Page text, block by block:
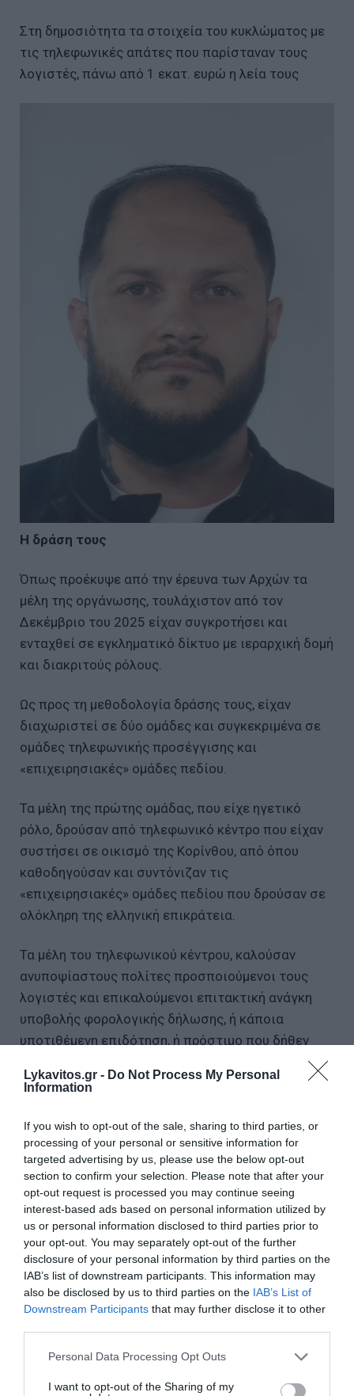
Lykavitos.gr - Do Not Process My Personal
Information
If you wish to opt-out of the sale, sharing to third parties, or
processing of your personal or sensitive information for
targeted advertising by us, please use the below opt-out
section to confirm your selection. Please note that after your
opt-out request is processed you may continue seeing
interest-based ads based on personal information utilized by
us or personal information disclosed to third parties prior to
your opt-out. You may separately opt-out of the further
disclosure of your personal information by third parties on the
IAB’s list of downstream participants. This information may
also be disclosed by us to third parties on the IAB’s List of
Downstream Participants that may further disclose it to other
Please note that this website/app uses one or more Google
not limited to your visit or usage behaviour. You may click to
Personal Data Processing Opt Outs
I want to opt-out of the Sharing of my
Στη δημοσιότητα τα στοιχεία του κυκλώματος με
τις τηλεφωνικές απάτες που παρίσταναν τους
λογιστές, πάνω από 1 εκατ. ευρώ η λεία τους
Η δράση τους
Όπως προέκυψε από την έρευνα των Αρχών τα
μέλη της οργάνωσης, τουλάχιστον από τον
Δεκέμβριο του 2025 είχαν συγκροτήσει και
ενταχθεί σε εγκληματικό δίκτυο με ιεραρχική δομή
και διακριτούς ρόλους.
Ως προς τη μεθοδολογία δράσης τους, είχαν
διαχωριστεί σε δύο ομάδες και συγκεκριμένα σε
ομάδες τηλεφωνικής προσέγγισης και
«επιχειρησιακές» ομάδες πεδίου.
Τα μέλη της πρώτης ομάδας, που είχε ηγετικό
ρόλο, δρούσαν από τηλεφωνικό κέντρο που είχαν
συστήσει σε οικισμό της Κορίνθου, από όπου
καθοδηγούσαν και συντόνιζαν τις
«επιχειρησιακές» ομάδες πεδίου που δρούσαν σε
ολόκληρη της ελληνική επικράτεια.
Τα μέλη του τηλεφωνικού κέντρου, καλούσαν
ανυποψίαστους πολίτες προσποιούμενοι τους
λογιστές και επικαλούμενοι επιτακτική ανάγκη
υποβολής φορολογικής δήλωσης, ή κάποια
υποτιθέμενη επιδότηση, ή πρόστιμο που δήθεν
επιβάλλονταν να πληρώσουν κ.α., τους έπειθαν να
παραδώσουν χρηματικά ποσά, κοσμήματα και
των τραπεζικών τους λογαριασμών ή καρτών.
Στη συνέχεια οι «επιχειρησιακές» ομάδες,
καθοδηγούμενες από το τηλεφωνικό κέντρο,
μετέβαιναν είτε στις οικίες των θυμάτων είτε σε
υποδεικνυόμενο σημείο, από όπου θα
παραλάμβαναν τα κλοπιμαία.
Σημειώνεται ότι υπήρχαν πολλαπλές
«επιχειρησιακές» ομάδες που βρίσκονταν σε
απευθείας επικοινωνία με το τηλεφωνικό κέντρο,
έτοιμες να δράσουν σε όλη την ελληνική